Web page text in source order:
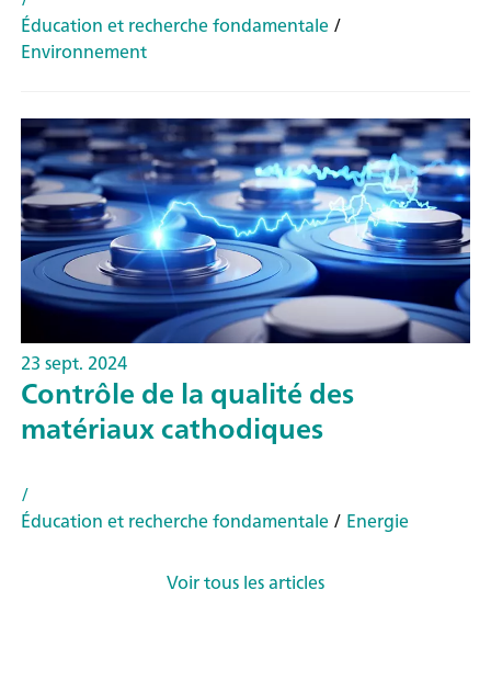
Éducation et recherche fondamentale/
Environnement
23 sept. 2024
Contrôle de la qualité des
matériaux cathodiques
/
Éducation et recherche fondamentale/ Energie
Voir tous les articles